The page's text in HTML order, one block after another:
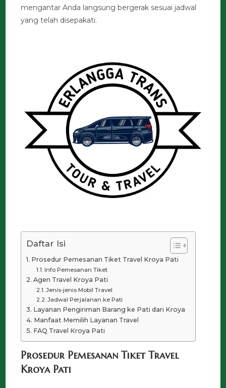
mengantar Anda langsung bergerak sesuai jadwal
yang telah disepakati.
Daftar Isi
Prosedur Pemesanan Tiket Travel Kroya Pati
Info Pemesanan Tiket
Agen Travel Kroya Pati
Jenis-jenis Mobil Travel
Jadwal Perjalanan ke Pati
Layanan Pengiriman Barang ke Pati dari Kroya
Manfaat Memilih Layanan Travel
FAQ Travel Kroya Pati
Prosedur Pemesanan Tiket Travel
Kroya Pati